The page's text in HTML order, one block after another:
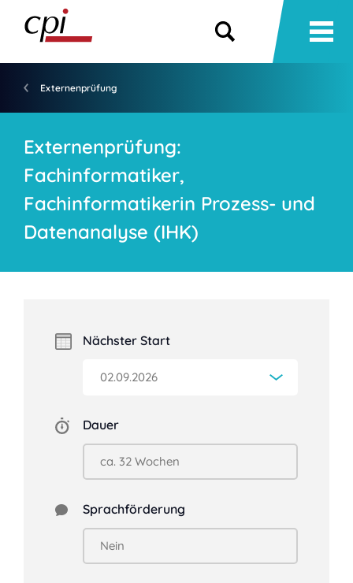
Externenprüfung
Externenprüfung:
Fachinformatiker,
Fachinformatikerin Prozess- und
Datenanalyse (IHK)
Nächster Start
Dauer
Sprachförderung